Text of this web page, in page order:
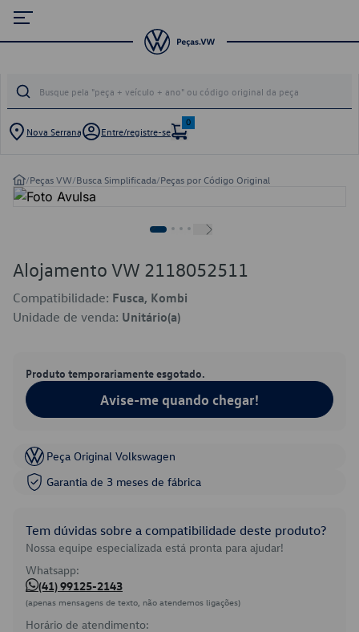
Nova Serrana Entre/registre-se
0
/Peças VW/Busca Simplificada/Peças por Código Original
Alojamento VW 2118052511
Compatibilidade: Fusca, Kombi
Unidade de venda: Unitário(a)
Produto temporariamente esgotado.
Avise-me quando chegar!
Peça Original Volkswagen
Garantia de 3 meses de fábrica
Tem dúvidas sobre a compatibilidade deste produto?
Nossa equipe especializada está pronta para ajudar!
Whatsapp:
(41) 99125-2143
(apenas mensagens de texto, não atendemos ligações)
Horário de atendimento: